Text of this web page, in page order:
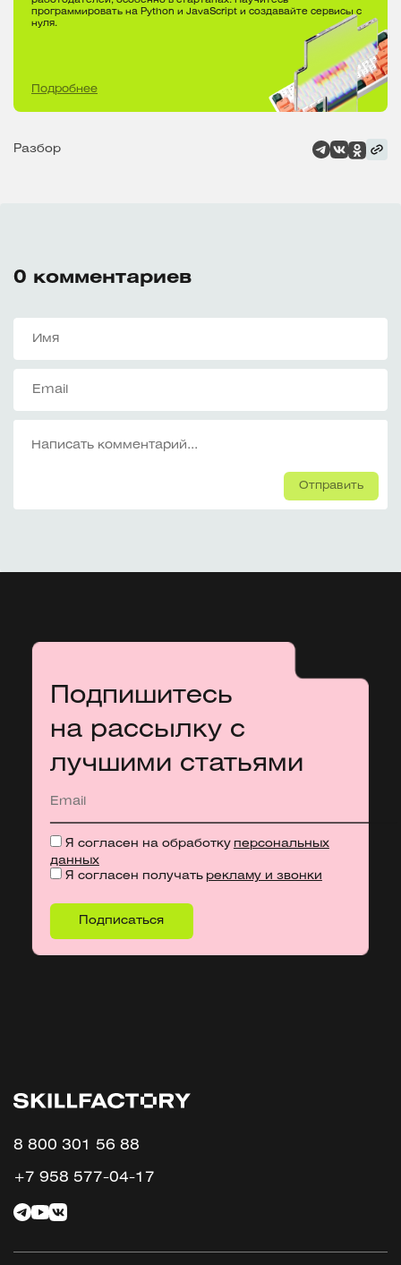
программировать на Python и JavaScript и создавайте сервисы с
нуля.
Подробнее
Разбор
0 комментариев
Отправить
Подпишитесь
на рассылку с
лучшими статьями
Я согласен на обработку персональных
данных
Я согласен получать рекламу и звонки
8 800 301 56 88
+7 958 577-04-17